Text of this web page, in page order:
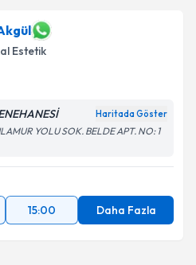
Estetik
Haritada Göster
YOLU SOK. BELDE APT. NO: 1
15:00 Daha Fazla